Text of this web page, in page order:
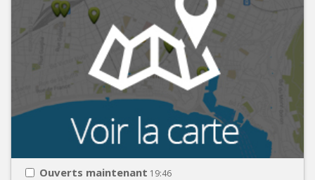
Ouverts maintenant 19:46